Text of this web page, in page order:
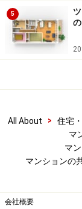
を送っている
すね。
■コンビニエン
大規模マンシ
飲み物、お菓
多いようです
5
All About > 住宅
マ
マ
マンションの
会社概要